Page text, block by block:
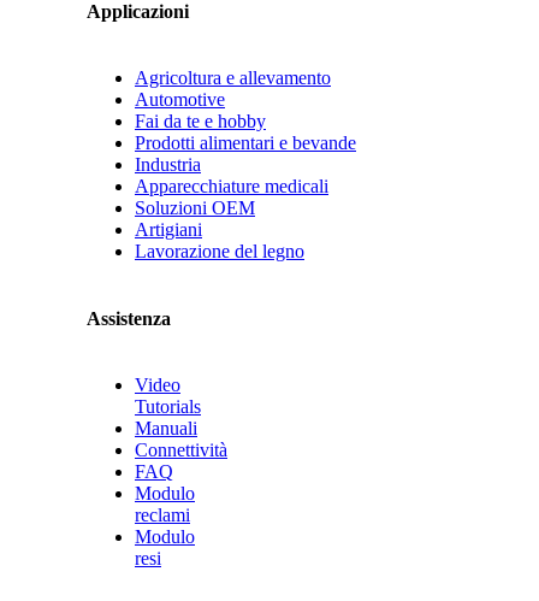
Applicazioni
Agricoltura e allevamento
Automotive
Fai da te e hobby
Prodotti alimentari e bevande
Industria
Apparecchiature medicali
Soluzioni OEM
Artigiani
Lavorazione del legno
Assistenza
Video
Tutorials
Manuali
Connettività
FAQ
Modulo
reclami
Modulo
resi